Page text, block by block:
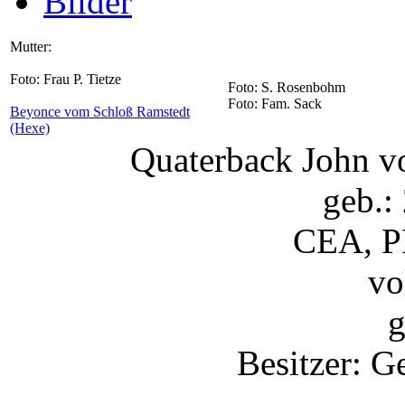
Mutter:
Foto: Frau P. Tietze
Beyonce vom Schloß Ramstedt
(Hexe)
Foto: S. Rosenbohm
Foto: Fam. Sack
Quaterback John
geb.:
CEA,
Besitzer: